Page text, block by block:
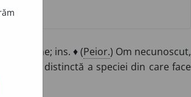
persoane; ins. ♦ (Peior.) Om necunoscut,
unitate distinctă a speciei din care face